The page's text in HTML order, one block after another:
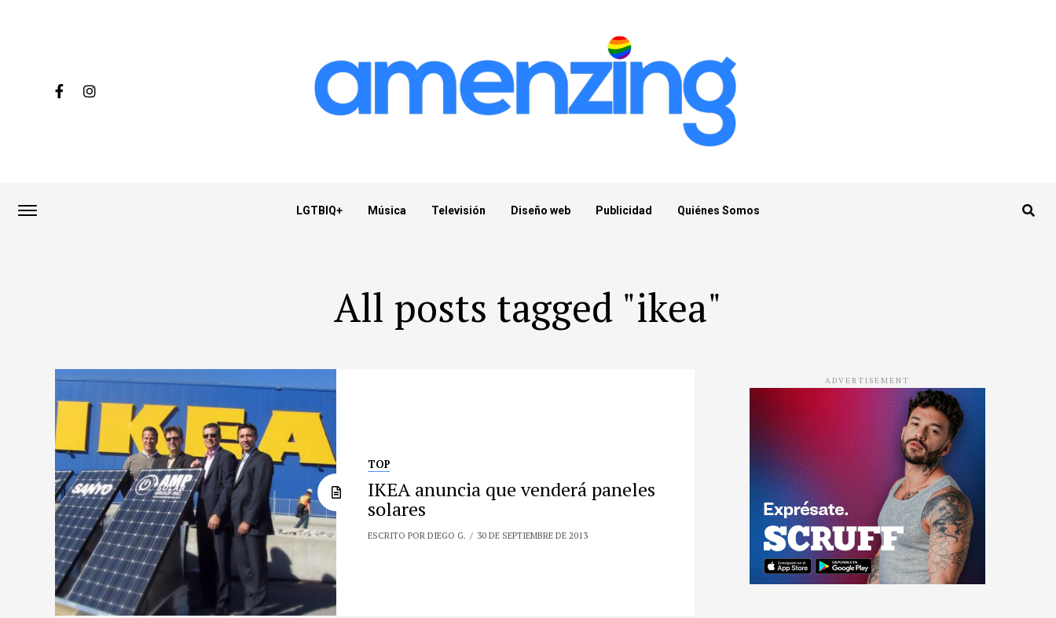
LGTBIQ+ Música Televisión Diseño web Publicidad Quiénes Somos
All posts tagged "ikea"
TOP
IKEA anuncia que venderá paneles
solares
ESCRITO POR DIEGO G. 30 DE SEPTIEMBRE DE 2013
ADVERTISEMENT